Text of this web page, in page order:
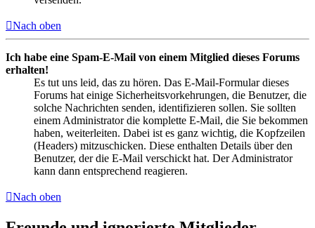
Nach oben
Ich habe eine Spam-E-Mail von einem Mitglied dieses Forums
erhalten!
Es tut uns leid, das zu hören. Das E-Mail-Formular dieses
Forums hat einige Sicherheitsvorkehrungen, die Benutzer, die
solche Nachrichten senden, identifizieren sollen. Sie sollten
einem Administrator die komplette E-Mail, die Sie bekommen
haben, weiterleiten. Dabei ist es ganz wichtig, die Kopfzeilen
(Headers) mitzuschicken. Diese enthalten Details über den
Benutzer, der die E-Mail verschickt hat. Der Administrator
kann dann entsprechend reagieren.
Nach oben